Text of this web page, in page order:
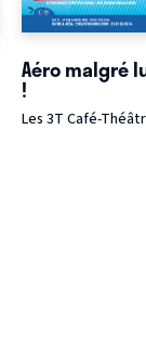
Aéro malgré
!
Les 3T Café-